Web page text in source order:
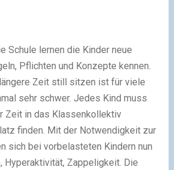
Schule lernen die Kinder neue
Pflichten und Konzepte kennen.
Zeit still sitzen ist für viele
sehr schwer. Jedes Kind muss
Zeit in das Klassenkollektiv
finden. Mit der Notwendigkeit zur
sich bei vorbelasteten Kindern nun
Hyperaktivität, Zappeligkeit. Die